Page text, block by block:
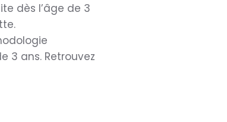
dès l’âge de 3
3 ans. Retrouvez